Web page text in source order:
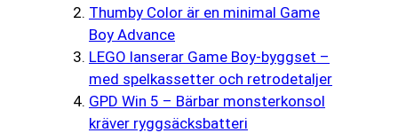
Thumby Color är en minimal Game
Boy Advance
LEGO lanserar Game Boy-byggset –
med spelkassetter och retrodetaljer
GPD Win 5 – Bärbar monsterkonsol
kräver ryggsäcksbatteri